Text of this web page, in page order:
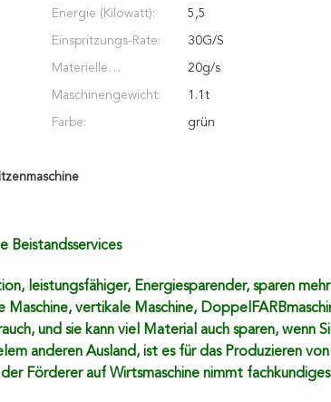
erbracht: instandzuhalten, on-line-
Energie (Kilowatt): 5,5
Einspritzungs-Rate: 30G/S
Materielle
Pumpengeschwindigk
eit:
20g/s
Maschinengewicht: 1.1t
Farbe: grün
Beistandsservices
leistungsfähiger, Energiesparender, sparen
Maschine, vertikale Maschine,
und sie kann viel Material auch sparen, wenn
anderen Ausland, ist es für das Produzieren
Förderer auf Wirtsmaschine nimmt